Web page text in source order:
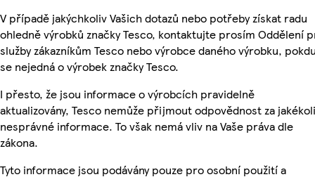
V případě jakýchkoliv Vašich dotazů nebo potřeby získat radu
ohledně výrobků značky Tesco, kontaktujte prosím Oddělení
služby zákazníkům Tesco nebo výrobce daného výrobku,
se nejedná o výrobek značky Tesco.
I přesto, že jsou informace o výrobcích pravidelně
aktualizovány, Tesco nemůže přijmout odpovědnost za
nesprávné informace. To však nemá vliv na Vaše práva dle
zákona.
Tyto informace jsou podávány pouze pro osobní použití a